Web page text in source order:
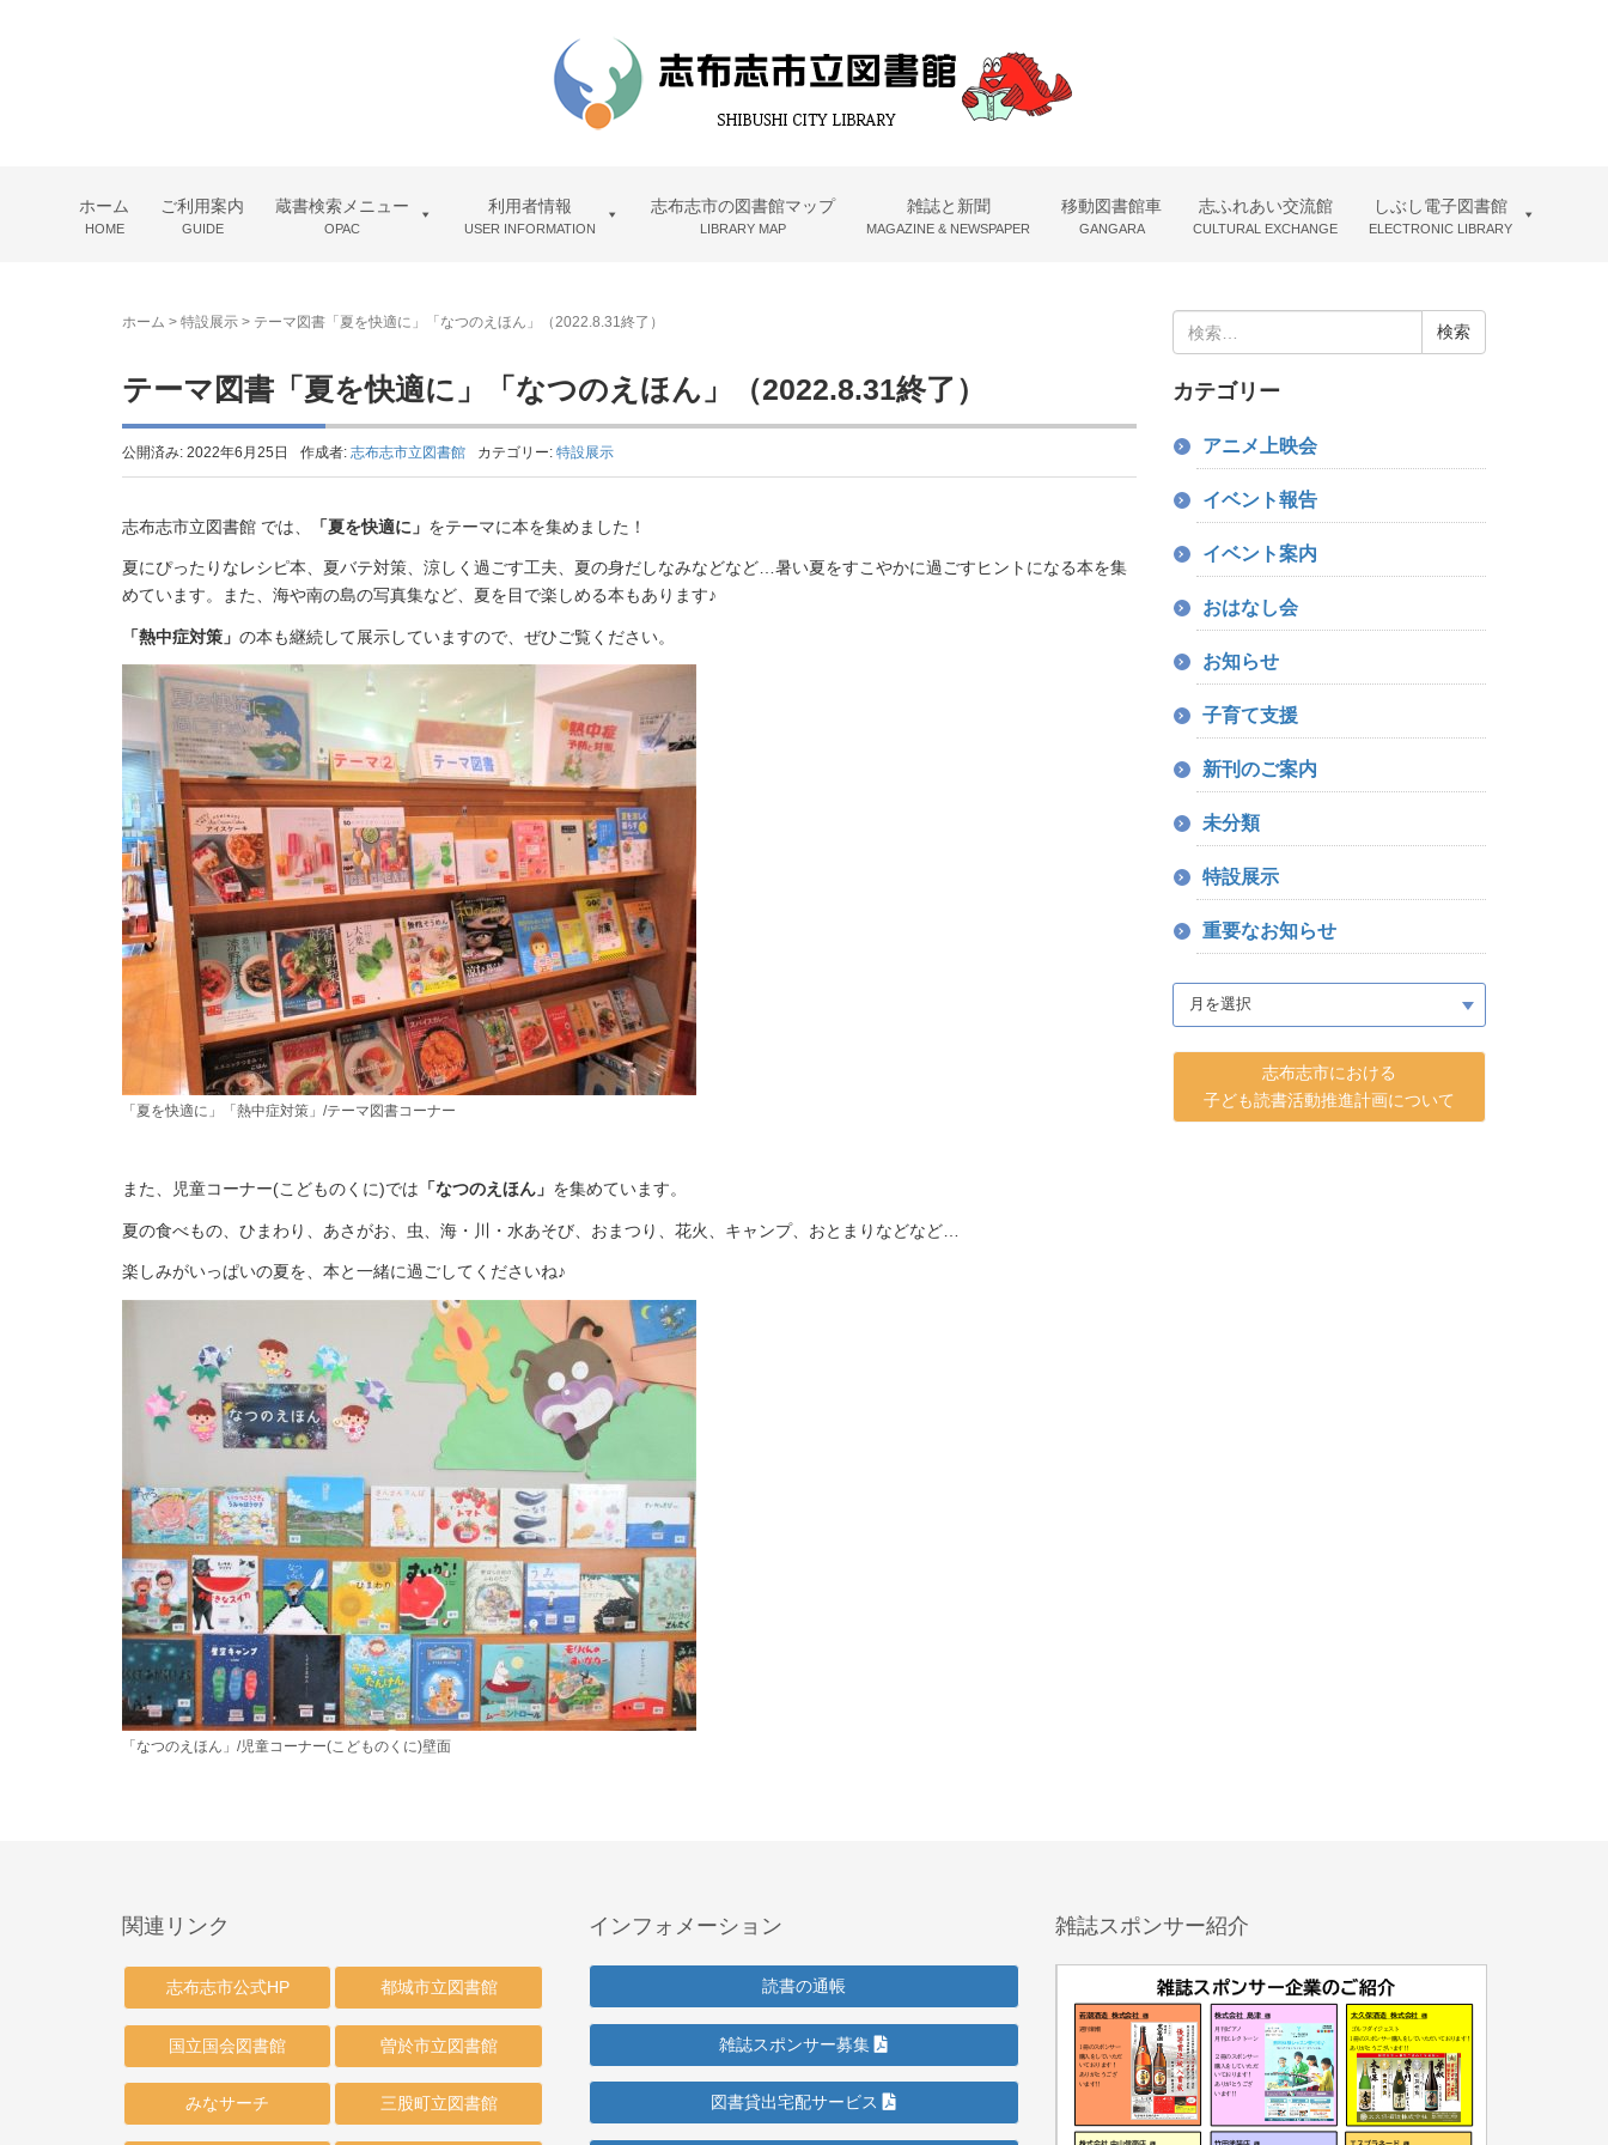
ホーム
HOME
ご利用案内
GUIDE
蔵書検索メニュー
OPAC
利用者情報
USER INFORMATION
志布志市の図書館マップ
LIBRARY MAP
雑誌と新聞
MAGAZINE & NEWSPAPER
移動図書館車
GANGARA
志ふれあい交流館
CULTURAL EXCHANGE
しぶし電子図書館
ELECTRONIC LIBRARY
ホーム > 特設展示 > テーマ図書「夏を快適に」「なつのえほん」（2022.8.31終了）
テーマ図書「夏を快適に」「なつのえほん」（2022.8.31終了）
公開済み: 2022年6月25日 作成者: 志布志市立図書館 カテゴリー: 特設展示
志布志市立図書館 では、 「夏を快適に」 をテーマに本を集めました！
夏にぴったりなレシピ本、夏バテ対策、涼しく過ごす工夫、夏の身だしなみなどなど…暑い夏をすこやかに過ごすヒントになる本を集
めています。また、海や南の島の写真集など、夏を目で楽しめる本もあります♪
「熱中症対策」 の本も継続して展示していますので、ぜひご覧ください。
「夏を快適に」「熱中症対策」/テーマ図書コーナー
また、児童コーナー(こどものくに)では 「なつのえほん」 を集めています。
夏の食べもの、ひまわり、あさがお、虫、海・川・水あそび、おまつり、花火、キャンプ、おとまりなどなど…
楽しみがいっぱいの夏を、本と一緒に過ごしてくださいね♪
「なつのえほん」/児童コーナー(こどものくに)壁面
索:
カテゴリー
アニメ上映会
イベント報告
イベント案内
おはなし会
お知らせ
子育て支援
新刊のご案内
未分類
特設展示
重要なお知らせ
志布志市における
子ども読書活動推進計画について
関連リンク
志布志市公式HP
国立国会図書館
みなサーチ
都城市立図書館
曽於市立図書館
三股町立図書館
インフォメーション
読書の通帳
雑誌スポンサー募集
図書貸出宅配サービス
雑誌スポンサー紹介